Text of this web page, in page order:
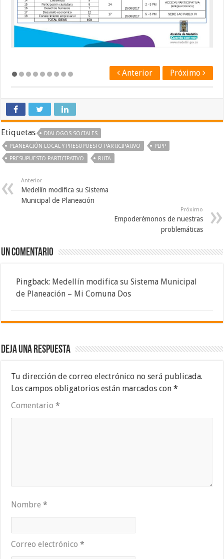
Próximo
Anterior
Etiquetas
DIALOGOS SOCIALES
PLANEACIÓN LOCAL Y PRESUPUESTO PARTICIPATIVO
PLPP
PRESUPUESTO PARTICIPATIVO
RUTA
Anterior
Medellín modifica su Sistema
Municipal de Planeación
Próximo
Empoderémonos de nuestras
problemáticas
Un comentario
Pingback: Medellín modifica su Sistema Municipal
de Planeación – Mi Comuna Dos
Deja una respuesta
Tu dirección de correo electrónico no será publicada.
Los campos obligatorios están marcados con*
Comentario*
Nombre*
Correo electrónico*